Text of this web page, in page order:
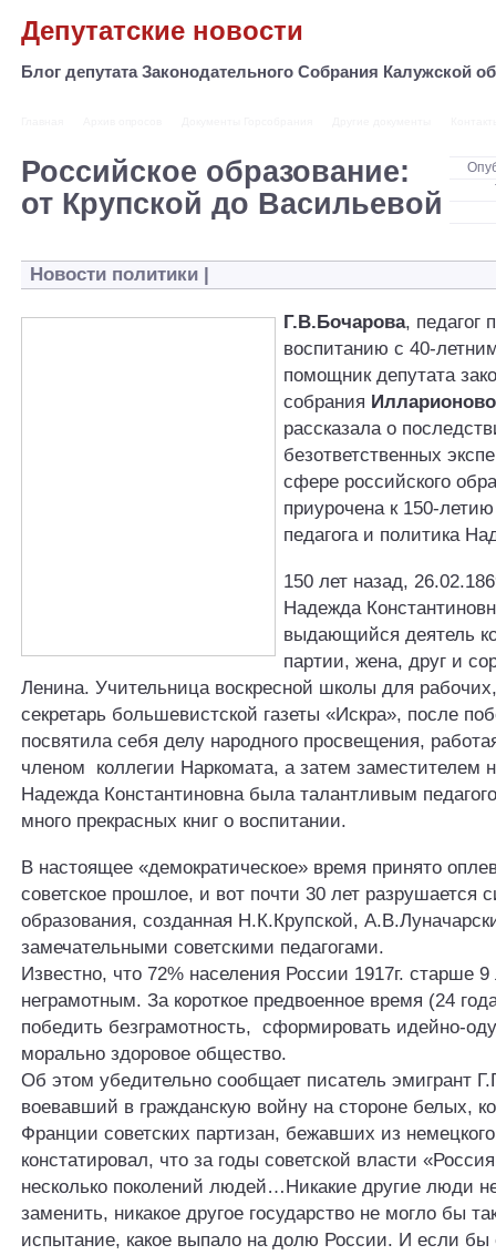
Депутатские новости
Блог депутата Законодательного Собрания Калужской
Российское образование:
от Крупской до Васильевой
Новости политики |
Г.В.Бочарова, педагог
воспитанию с 40-
помощник депутата
собрания
рассказала о
безответственных
сфере российского
приурочена к 150-
педагога и политика
150 лет назад,
Надежда
выдающийся деятель
партии, жена, друг и
Ленина. Учительница воскресной школы для
секретарь большевистской газеты «Искра», после
посвятила себя делу народного просвещения,
членом коллегии Наркомата, а затем заместителем
Надежда Константиновна была талантливым
много прекрасных книг о воспитании.
В настоящее «демократическое» время принято
советское прошлое, и вот почти 30 лет разрушается
образования, созданная Н.К.Крупской,
замечательными советскими педагогами.
Известно, что 72% населения России 1917г. старше
неграмотным. За короткое предвоенное время (24
победить безграмотность, сформировать идейно-
морально здоровое общество.
Об этом убедительно сообщает писатель эмигрант
воевавший в гражданскую войну на стороне белых,
Франции советских партизан, бежавших из
констатировал, что за годы советской власти
несколько поколений людей…Никакие другие люди
заменить, никакое другое государство не могло бы
испытание, какое выпало на долю России. И если бы